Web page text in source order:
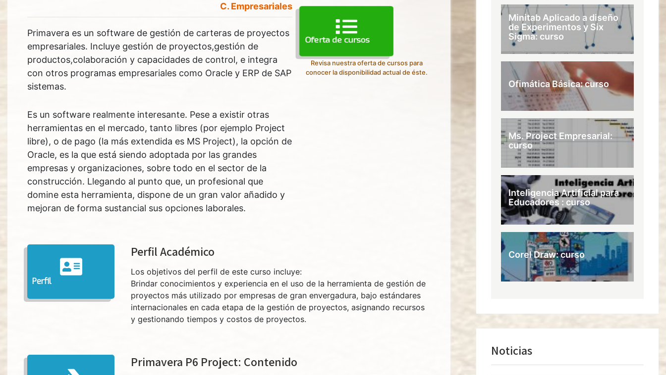
C. Empresariales
Primavera es un software de gestión de carteras de proyectos
empresariales. Incluye gestión de proyectos,gestión de
productos,colaboración y capacidades de control, e integra
con otros programas empresariales como Oracle y ERP de SAP
sistemas.
Es un software realmente interesante. Pese a existir otras
herramientas en el mercado, tanto libres (por ejemplo Project
libre), o de pago (la más extendida es MS Project), la opción de
Oracle, es la que está siendo adoptada por las grandes
empresas y organizaciones, sobre todo en el sector de la
construcción. Llegando al punto que, un profesional que
domine esta herramienta, dispone de un gran valor añadido y
mejoran de forma sustancial sus opciones laborales.
Oferta de cursos
Revisa nuestra oferta de cursos para
conocer la disponibilidad actual de éste.
Perfil
Perfil Académico
Los objetivos del perfil de este curso incluye:
Brindar conocimientos y experiencia en el uso de la herramienta de gestión de
proyectos más utilizado por empresas de gran envergadura, bajo estándares
internacionales en cada etapa de la gestión de proyectos, asignando recursos
y gestionando tiempos y costos de proyectos.
Primavera P6 Project: Contenido
Minitab Aplicado a diseño
de Experimentos y Six
Sigma: curso
Ofimática Básica: curso
Ms. Project Empresarial:
curso
Inteligencia Artificial para
Educadores : curso
Corel Draw: curso
Noticias